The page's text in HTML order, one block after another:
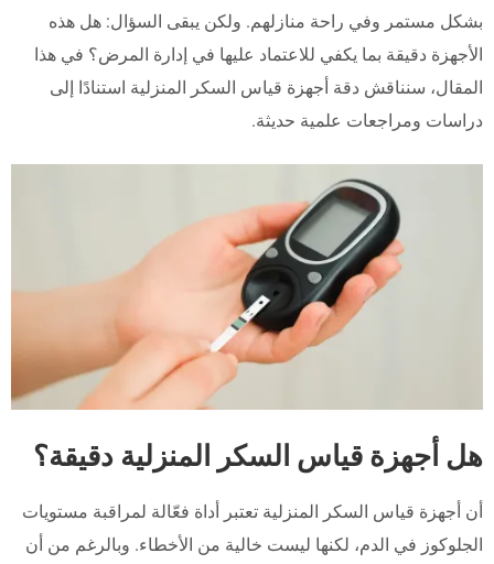
بشكل مستمر وفي راحة منازلهم. ولكن يبقى السؤال: هل هذه
الأجهزة دقيقة بما يكفي للاعتماد عليها في إدارة المرض؟ في هذا
المقال، سنناقش دقة أجهزة قياس السكر المنزلية استنادًا إلى
دراسات ومراجعات علمية حديثة.
هل أجهزة قياس السكر المنزلية دقيقة؟
أن أجهزة قياس السكر المنزلية تعتبر أداة فعّالة لمراقبة مستويات
الجلوكوز في الدم، لكنها ليست خالية من الأخطاء. وبالرغم من أن